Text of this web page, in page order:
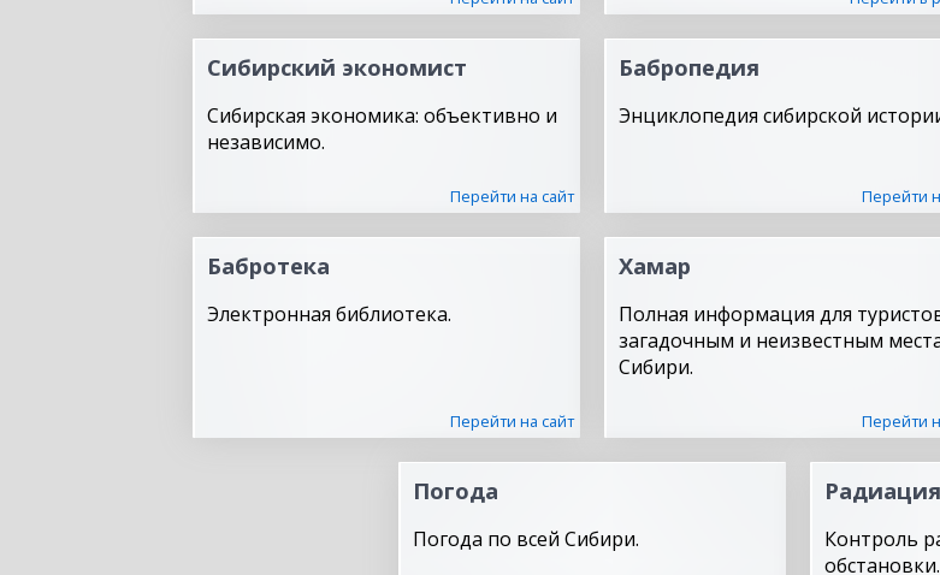
Сибирский экономист
Сибирская экономика: объективно и
независимо.
Перейти на сайт
Бабропедия
Энциклопедия сибирской
Перейти
Бабротека
Электронная библиотека.
Перейти на сайт
Хамар
Полная информация для
загадочным и неизвестным
Сибири.
Перейти
Погода
Погода по всей Сибири.
Радиация
Контроль
обстановки.